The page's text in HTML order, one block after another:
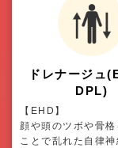
ドレナージュ
DPL)
【EHD】
顔や頭のツボや骨格
ことで乱れた自律神